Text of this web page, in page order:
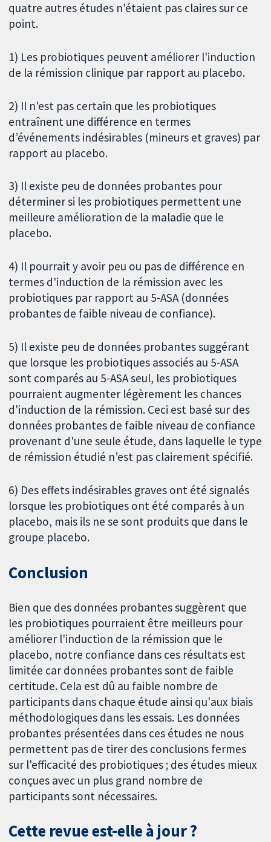
quatre autres études n'étaient pas claires sur ce
point.
1) Les probiotiques peuvent améliorer l'induction
de la rémission clinique par rapport au placebo.
2) Il n'est pas certain que les probiotiques
entraînent une différence en termes
d’événements indésirables (mineurs et graves) par
rapport au placebo.
3) Il existe peu de données probantes pour
déterminer si les probiotiques permettent une
meilleure amélioration de la maladie que le
placebo.
4) Il pourrait y avoir peu ou pas de différence en
termes d'induction de la rémission avec les
probiotiques par rapport au 5-ASA (données
probantes de faible niveau de confiance).
5) Il existe peu de données probantes suggérant
que lorsque les probiotiques associés au 5-ASA
sont comparés au 5-ASA seul, les probiotiques
pourraient augmenter légèrement les chances
d'induction de la rémission. Ceci est basé sur des
données probantes de faible niveau de confiance
provenant d'une seule étude, dans laquelle le type
de rémission étudié n’est pas clairement spécifié.
6) Des effets indésirables graves ont été signalés
lorsque les probiotiques ont été comparés à un
placebo, mais ils ne se sont produits que dans le
groupe placebo.
Conclusion
Bien que des données probantes suggèrent que
les probiotiques pourraient être meilleurs pour
améliorer l'induction de la rémission que le
placebo, notre confiance dans ces résultats est
limitée car données probantes sont de faible
certitude. Cela est dû au faible nombre de
participants dans chaque étude ainsi qu'aux biais
méthodologiques dans les essais. Les données
probantes présentées dans ces études ne nous
permettent pas de tirer des conclusions fermes
sur l'efficacité des probiotiques ; des études mieux
conçues avec un plus grand nombre de
participants sont nécessaires.
Cette revue est-elle à jour ?